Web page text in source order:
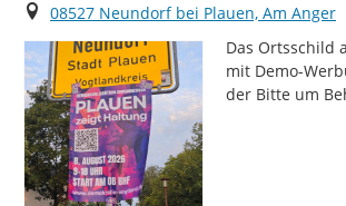
Ort
08527 Neundorf bei Plauen, Am Anger
Das Ortsschild
mit Demo-
der Bitte um